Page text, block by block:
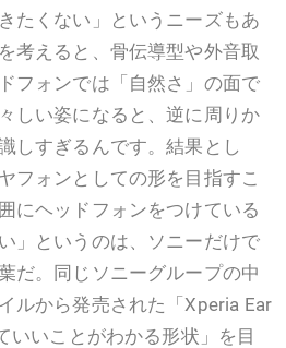
たくない」というニーズもあ
考えると、骨伝導型や外音取
フォンでは「自然さ」の面で
しい姿になると、逆に周りか
しすぎるんです。結果とし
フォンとしての形を目指すこ
にヘッドフォンをつけている
」というのは、ソニーだけで
だ。同じソニーグループの中
ルから発売された「Xperia Ear
いいことがわかる形状」を目